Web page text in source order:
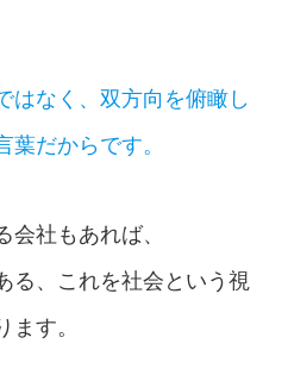
はなく、双方向を俯瞰し
葉だからです。
社もあれば、
る、これを社会という視
ます。